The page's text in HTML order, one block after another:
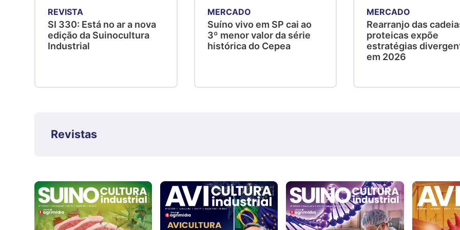
REVISTA
SI 330: Está no ar a nova
edição da Suinocultura
Industrial
MERCADO
Suíno vivo em SP cai ao
3º menor valor da série
histórica do Cepea
MERCADO
Rearranjo das
proteicas expõe
estratégias
em 2026
Revistas